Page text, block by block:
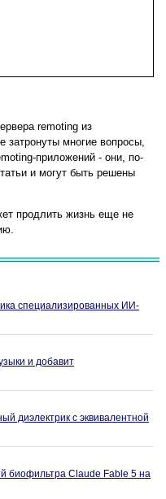
remoting из
многие вопросы,
приложений - они, по-
и могут быть решены
продлить жизнь еще не
специализированных ИИ-
и добавит
диэлектрик с эквивалентной
биофильтра Claude Fable 5 на